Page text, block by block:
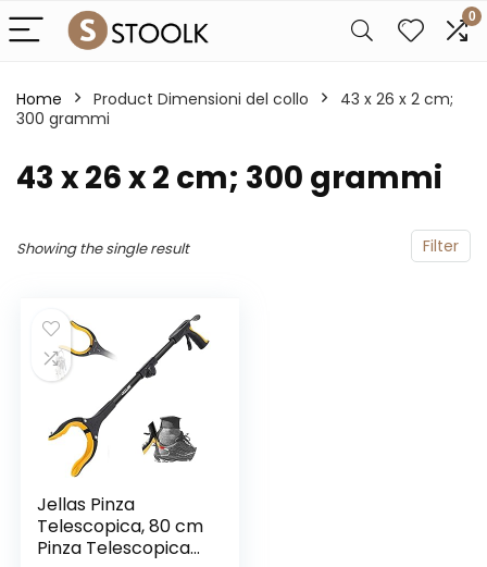
0
Home Product Dimensioni del collo
‎43 x 26 x 2 cm;
300 grammi
‎43 x 26 x 2 cm; 300 grammi
Filter
Showing the single result
Jellas Pinza
Telescopica, 80 cm
Pinza Telescopica